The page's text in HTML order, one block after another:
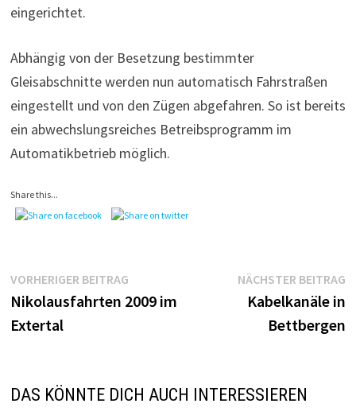
eingerichtet.
Abhängig von der Besetzung bestimmter
Gleisabschnitte werden nun automatisch Fahrstraßen
eingestellt und von den Zügen abgefahren. So ist bereits
ein abwechslungsreiches Betreibsprogramm im
Automatikbetrieb möglich.
Share this...
Beitragsnavigation
VORHERIGER BEITRAGVorheriger
Beitrag:
Nikolausfahrten 2009 im
Extertal
NÄCHSTER BEITRAG
Kabelkanäle in
Bettbergen
DAS KÖNNTE DICH AUCH INTERESSIEREN